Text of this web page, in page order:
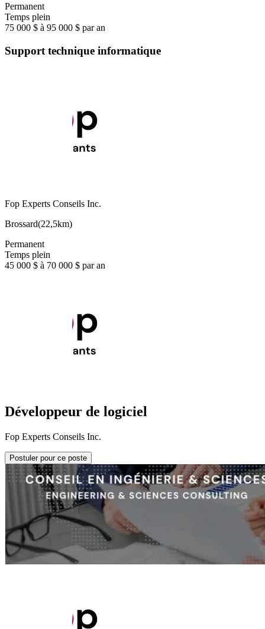
Permanent
Temps plein
75 000 $ à 95 000 $ par an
Support technique informatique
Fop Experts Conseils Inc.
Brossard(22,5km)
Permanent
Temps plein
45 000 $ à 70 000 $ par an
Développeur de logiciel
Fop Experts Conseils Inc.
Postuler pour ce poste